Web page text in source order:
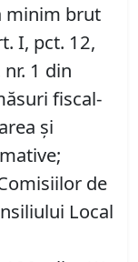
minim brut
I, pct. 12,
1 din
fiscal-
și
de
Local